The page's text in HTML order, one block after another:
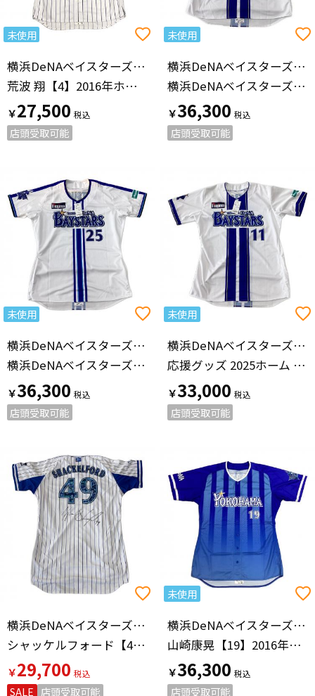
未使用
横浜DeNAベイスターズ（ヨコハマディーエヌエーベイスターズ）
荒波 翔【4】2016年ホーム
￥27,500
店頭受取可能
未使用
横浜DeNAベイスターズ（ヨコハマディーエヌエーベイスターズ）
横浜DeNAベイスターズ 【25】筒香 嘉智 プロ仕様モデル 未使用品
￥36,300
店頭受取可能
未使用
横浜DeNAベイスターズ（ヨコハマディーエヌエーベイスターズ）
横浜DeNAベイスターズ 【25】筒香 嘉智 プロ仕様モデル 2024ホーム
￥36,300
店頭受取可能
未使用
横浜DeNAベイスターズ（ヨコハマディーエヌエーベイスターズ）
応援グッズ 2025ホーム ホワイト
￥33,000
店頭受取可能
横浜DeNAベイスターズ（ヨコハマディーエヌエーベイスターズ）
シャッケルフォード【49】 YDB 10th ANNIVERSARY サイン証明書付
￥29,700
SALE 店頭受取可能
未使用
横浜DeNAベイスターズ（ヨコハマディーエヌエーベイスターズ）
山崎康晃【19】2016年ビジター
￥36,300
店頭受取可能